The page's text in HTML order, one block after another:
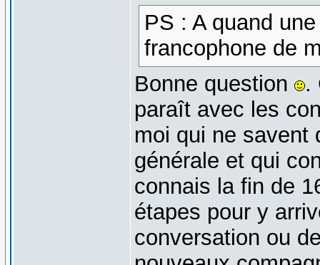
PS : A quand
francophone de
Bonne question
.
paraît avec les
moi qui ne savent
générale et qui
connais la fin de
étapes pour y
conversation ou